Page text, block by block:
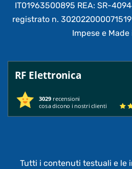
IT01963500895 REA: SR-
registrato n.
Impese e
RF Elettronica
3029 recensioni
cosa dicono i nostri clienti
Tutti i contenuti testuali e le